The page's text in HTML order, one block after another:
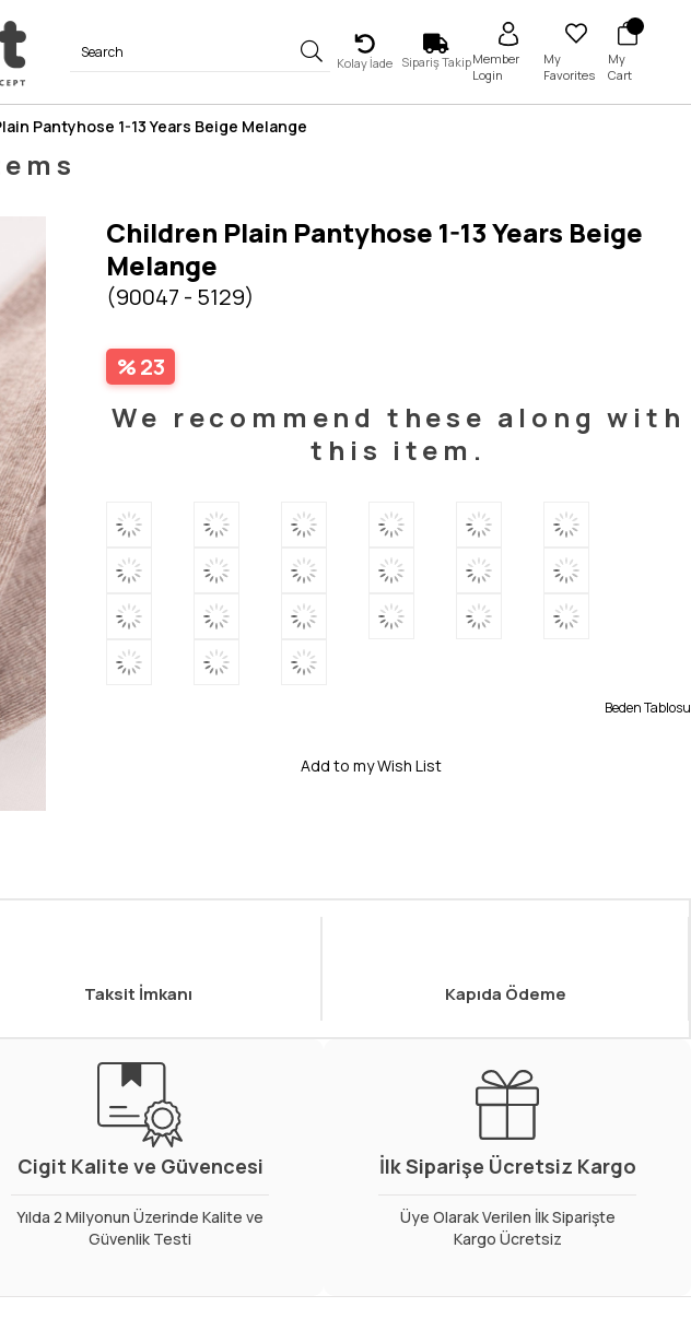
Kolay İade Sipariş TakipMember
Login
My
Favorites
My
Cart
Pantyhose 1-13 Years Beige Melange
Children Plain Pantyhose 1-13 Years Beige
Melange
(90047 - 5129)
23
We recommend these along with
this item.
Beden Tablosu
Add to my Wish List
Taksit İmkanı Kapıda Ödeme
Cigit Kalite ve Güvencesi
Yılda 2 Milyonun Üzerinde Kalite ve
Güvenlik Testi
İlk Siparişe Ücretsiz Kargo
Üye Olarak Verilen İlk Siparişte
Kargo Ücretsiz